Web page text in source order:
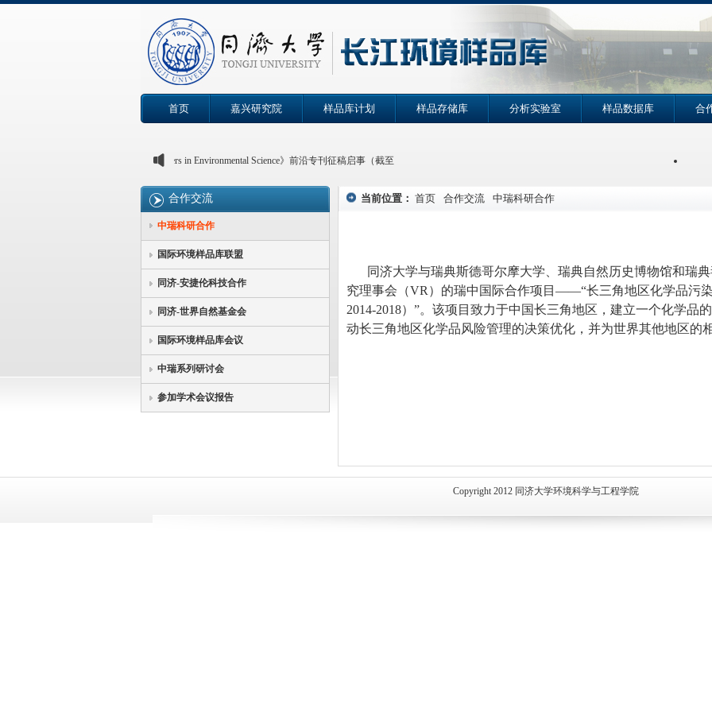
首页 嘉兴研究院 样品库计划 样品存储库 分析实验室 样品数据库 合
《Frontiers in Environmental Science》前沿专刊征稿启事（截至
2025年4月：“化学品污染与生态环境损害司法鉴定”专题学术讨论
会会议通知 | 第十届全国生态毒理学大会
合作交流
中瑞科研合作
国际环境样品库联盟
同济-安捷伦科技合作
同济-世界自然基金会
国际环境样品库会议
中瑞系列研讨会
参加学术会议报告
当前位置： 首页 合作交流 中瑞科研合作
同济大学与瑞典斯德哥尔摩大学、瑞典自然历史博物馆和瑞
究理事会（VR ）的瑞中国际合作项目 ——“长三角地区化学品污
2014-2018） ”。该项目致力于中国长三角地区，建立一个化学品
动长三角地区化学品风险管理的决策优化 ，并为世界其他地区的
Copyright 2012 同济大学环境科学与工程学院